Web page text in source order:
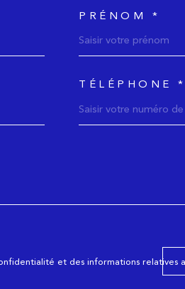
PRÉNOM *
TÉLÉPHONE *
et des informations relatives